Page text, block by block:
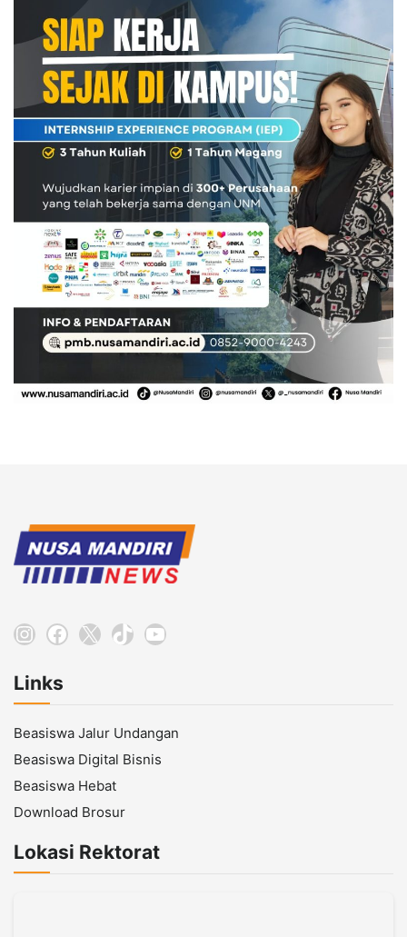
Instagram
Facebook
X TikTokYouTube
Links
Beasiswa Jalur Undangan
Beasiswa Digital Bisnis
Beasiswa Hebat
Download Brosur
Lokasi Rektorat